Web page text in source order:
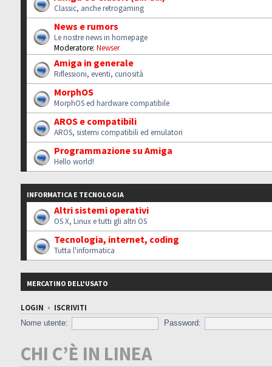
Classic, anche retrogaming
News e rumors
Le nostre news in homepage
Moderatore: Newser
Amiga in generale
Riflessioni, eventi, curiosità
MorphOS
MorphOS ed hardware compatibile
AROS e compatibili
AROS, sistemi compatibili ed emulatori
Programmazione su Amiga
Hello world!
INFORMATICA E TECNOLOGIA
Altri sistemi operativi
OS X, Linux e tutti gli altri OS
Tecnologia, internet, coding
Tutta l'informatica
MERCATINO DELL'USATO
LOGIN • ISCRIVITI
Nome utente:
Password:
CHI C’È IN LINEA